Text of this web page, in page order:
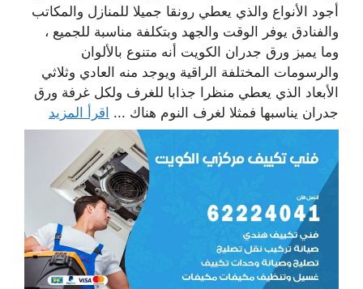
أجود الأنواع والذي يعطي رونقا جميلا للمنازل والمكاتب
والفنادق يوفر الوقت والجهد وبتكلفة مناسبة للجميع ،
وما يميز ورق جدران الكويت أنه متنوع بالألوان
والرسومات المختلفة الراقية ويوجد منه العادي وثلاثي
الأبعاد الذي يعطي منظرا جذابا للغرف ولكل غرفة ورق
جدران يناسبها فمثلا لغرف النوم هناك ... اقرأ المزيد